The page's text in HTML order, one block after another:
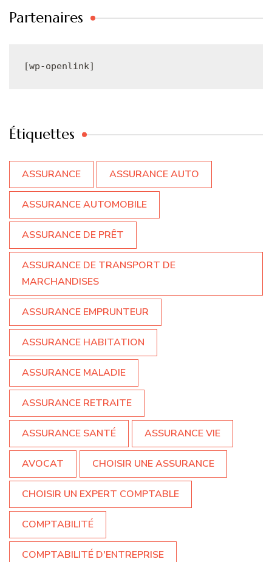
Partenaires
[wp-openlink]
Étiquettes
ASSURANCE ASSURANCE AUTO
ASSURANCE AUTOMOBILE
ASSURANCE DE PRÊT
ASSURANCE DE TRANSPORT DE
MARCHANDISES
ASSURANCE EMPRUNTEUR
ASSURANCE HABITATION
ASSURANCE MALADIE
ASSURANCE RETRAITE
ASSURANCE SANTÉ ASSURANCE VIE
AVOCAT CHOISIR UNE ASSURANCE
CHOISIR UN EXPERT COMPTABLE
COMPTABILITÉ
COMPTABILITÉ D'ENTREPRISE